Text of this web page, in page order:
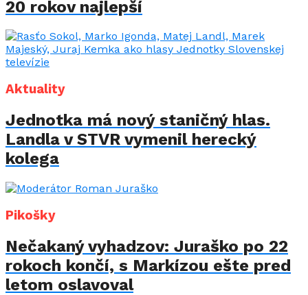
20 rokov najlepší
Aktuality
Jednotka má nový staničný hlas.
Landla v STVR vymenil herecký
kolega
Pikošky
Nečakaný vyhadzov: Juraško po 22
rokoch končí, s Markízou ešte pred
letom oslavoval